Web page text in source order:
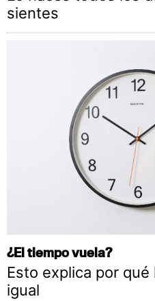
sientes
¿El tiempo vuela?
Esto explica por
igual